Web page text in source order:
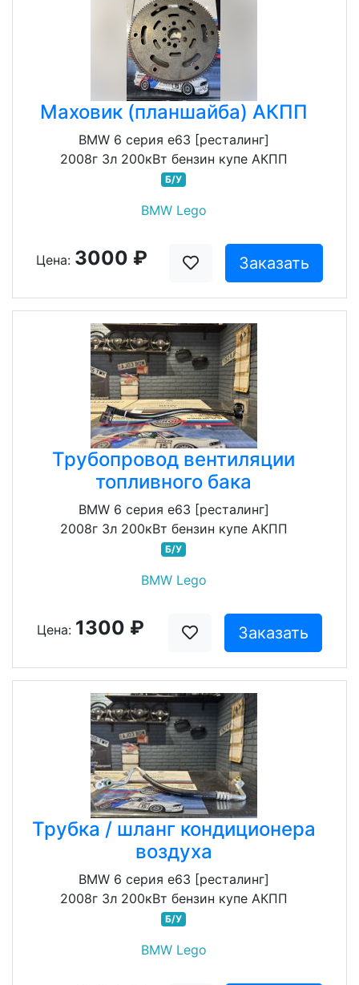
Маховик (планшайба) АКПП
BMW 6 серия e63 [ресталинг]
2008г 3л 200кВт бензин купе АКПП
Б/У
BMW Lego
Цена: 3000 ₽ Заказать
Трубопровод вентиляции
топливного бака
BMW 6 серия e63 [ресталинг]
2008г 3л 200кВт бензин купе АКПП
Б/У
BMW Lego
Цена: 1300 ₽ Заказать
Трубка / шланг кондиционера
воздуха
BMW 6 серия e63 [ресталинг]
2008г 3л 200кВт бензин купе АКПП
Б/У
BMW Lego